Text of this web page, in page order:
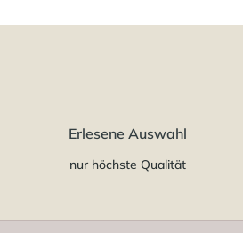
Erlesene Auswahl
nur höchste Qualität